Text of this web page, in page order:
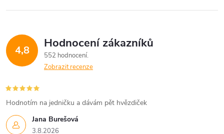
r
v
k
v
ý
4,8 Hodnocení zákazníků
552 hodnocení
Zobrazit recenze
Jana Burešová
3.8.2026
Hodnotím na jedničku a dávám pět hvězdiček